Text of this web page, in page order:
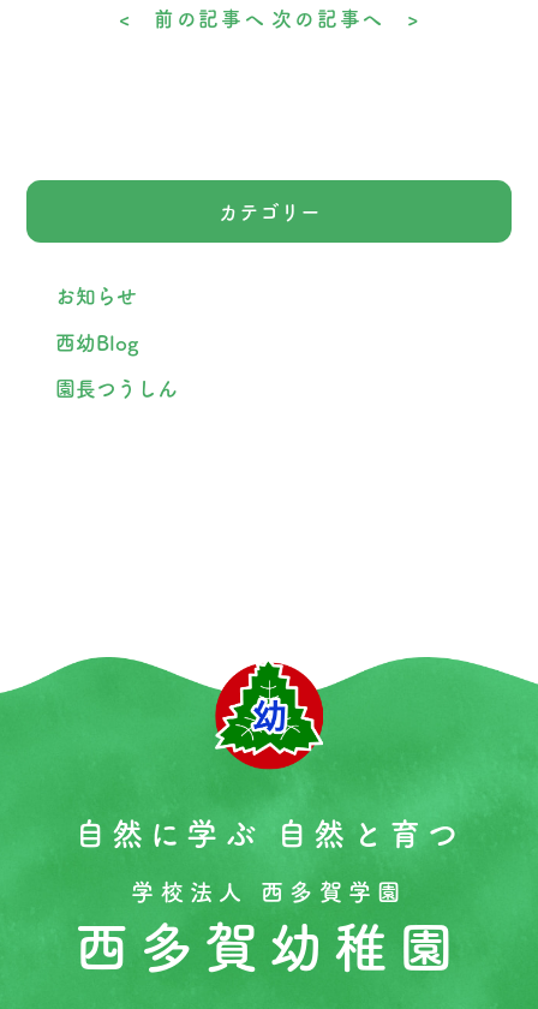
< 前の記事へ 次の記事へ >
カテゴリー
お知らせ
西幼Blog
園長つうしん
自然に学ぶ 自然と育つ
学校法人 西多賀学園
西多賀幼稚園